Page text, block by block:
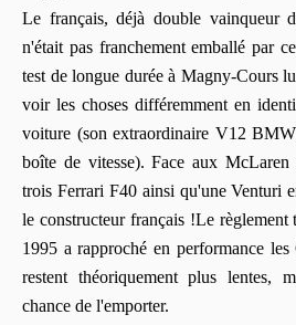
Le français, déjà double vainqueur
n'était pas franchement emballé par
test de longue durée à Magny-Cours
voir les choses différemment en
voiture (son extraordinaire V12
boîte de vitesse). Face aux
trois Ferrari F40 ainsi qu'une Venturi
le constructeur français !Le règlement
1995 a rapproché en performance
restent théoriquement plus lentes,
chance de l'emporter.